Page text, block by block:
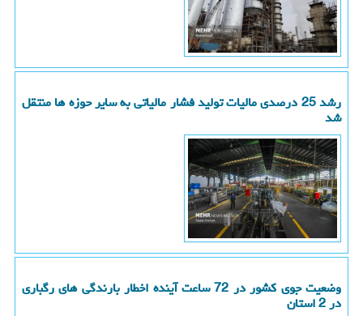
رشد 25 درصدی مالیات تولید فشار مالیاتی به سایر حوزه ها منتقل
شد
وضعیت جوی کشور در 72 ساعت آینده اخطار بارندگی های رگباری
در 2 استان